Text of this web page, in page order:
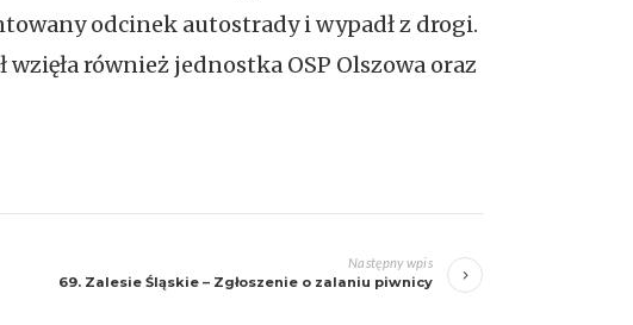
odcinek autostrady i wypadł z drogi.
również jednostka OSP Olszowa oraz
Następny wpis
69. Zalesie Śląskie – Zgłoszenie o zalaniu piwnicy